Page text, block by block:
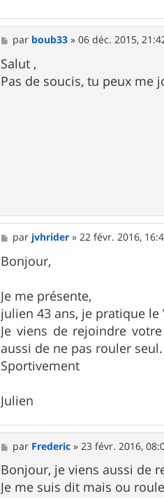
M
e
s
s
a
par boub33 »06 déc. 2015,
Salut ,
Pas de soucis, tu peux me
M
e
s
s
g
e
par jvhrider »22 févr. 2016,
Bonjour,
Je me présente,
julien 43 ans, je pratique
Je viens de rejoindre
aussi de ne pas rouler seul.
Sportivement
Julien
M
e
s
s
a
par Frederic » 23 févr. 2016,
Bonjour, je viens aussi de
Je me suis dit mais ou